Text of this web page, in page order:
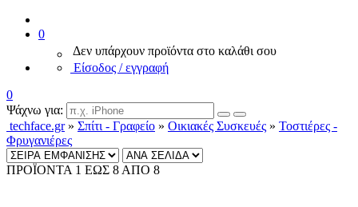
0
Δεν υπάρχουν προϊόντα στο καλάθι σου
Είσοδος / εγγραφή
0
Ψάχνω για:
techface.gr» Σπίτι - Γραφείο » Οικιακές Συσκευές » Τοστιέρες -
Φρυγανιέρες
ΠΡΟΪΟΝΤΑ 1 ΕΩΣ 8 ΑΠΟ 8